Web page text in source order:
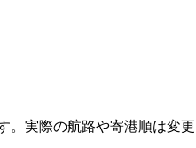
。実際の航路や寄港順は変更